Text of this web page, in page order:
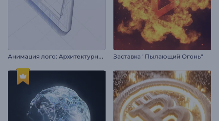
А
нимация лого: Архитектурный проект Заставка "Пылающий Огонь"